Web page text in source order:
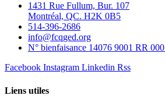
1431 Rue Fullum, Bur. 107
Montréal, QC. H2K 0B5
514-396-2686
info@fcqged.org
N° bienfaisance 14076 9001 RR
Facebook Instagram Linkedin Rss
Liens utiles